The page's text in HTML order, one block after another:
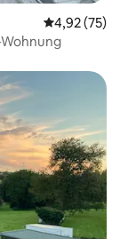
4,92 (75)